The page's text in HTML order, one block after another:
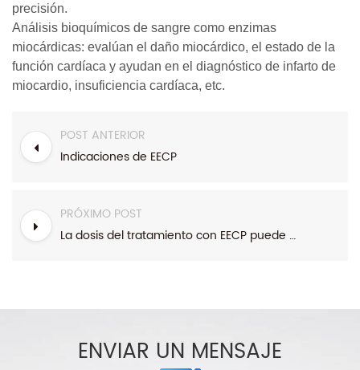
precisión.
Análisis bioquímicos de sangre como enzimas
miocárdicas: evalúan el daño miocárdico, el estado de la
función cardíaca y ayudan en el diagnóstico de infarto de
miocardio, insuficiencia cardíaca, etc.
POST ANTERIOR
Indicaciones de EECP
PRÓXIMO POST
La dosis del tratamiento con EECP puede afectar la señal eléctrica del corazón.
ENVIAR UN MENSAJE